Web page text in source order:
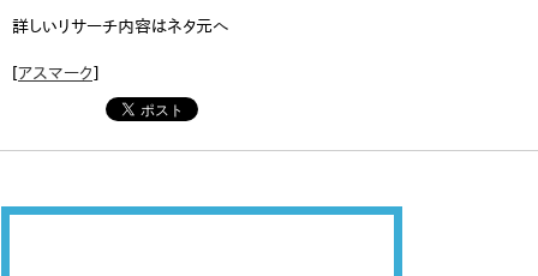
詳しいリサーチ内容はネタ元へ
[アスマーク]